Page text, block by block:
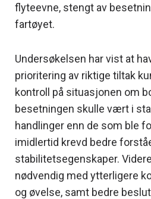
flyteevne, stengt av
fartøyet.
Undersøkelsen har vist at
prioritering av riktige tiltak
kontroll på situasjonen om
besetningen skulle vært i
handlinger enn de som ble
imidlertid krevd bedre
stabilitetsegenskaper.
nødvendig med ytterligere
og øvelse, samt bedre